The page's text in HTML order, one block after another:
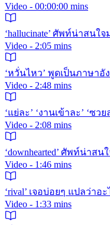
Video - 00:00:00 mins
‘hallucinate’ ศัพท์น่าสนใ
Video - 2:05 mins
‘หวั่นไหว’ พูดเป็นภาษาอั
Video - 2:48 mins
‘แย่ละ’ ‘งานเข้าละ’ ‘ซ
Video - 2:08 mins
‘downhearted’ ศัพท์น่าสน
Video - 1:46 mins
‘rival’ เจอบ่อยๆ แปลว่าอะ
Video - 1:33 mins